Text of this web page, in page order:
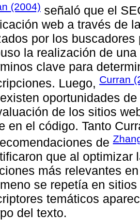
(2004) señaló que el
web a través de
por los
la realización de
clave para
Luego, Curran
oportunidades
de los sitios
en el código. Tanto
de
que al optimizar
más relevantes
se repetía en
temáticos
del texto.